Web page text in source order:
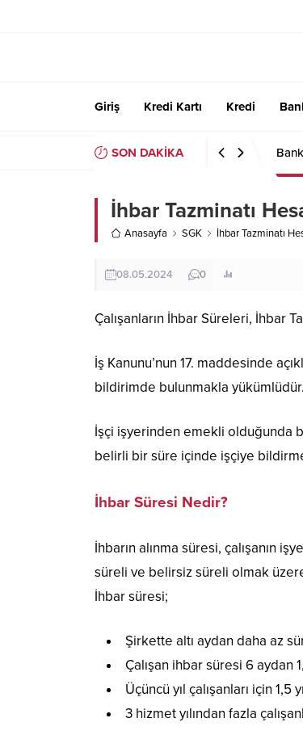
Giriş Kredi Kartı Kredi
SON DAKİKA
İhbar Tazminatı
Anasayfa SGK İhbar Tazminatı
08.05.2024 0
Çalışanların İhbar Süreleri, İhbar
İş Kanunu’nun 17. maddesinde
bildirimde bulunmakla
İşçi işyerinden emekli olduğunda
belirli bir süre içinde işçiye
İhbar Süresi Nedir?
İhbarın alınma süresi, çalışanın
süreli ve belirsiz süreli olmak
İhbar süresi;
Şirkette altı aydan daha az
Çalışan ihbar süresi 6 aydan
Üçüncü yıl çalışanları için
3 hizmet yılından fazla